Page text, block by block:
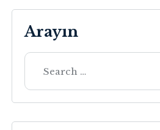
Arayın